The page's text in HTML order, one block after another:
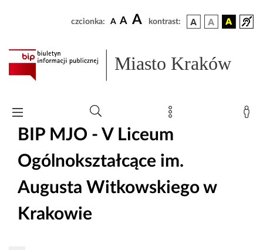
czcionka: A A A kontrast:
Miasto Kraków
BIP MJO - V Liceum
Ogólnokształcące im.
Augusta Witkowskiego w
Krakowie